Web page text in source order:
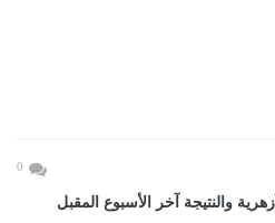
0
والنتيجة آخر الأسبوع المقبل